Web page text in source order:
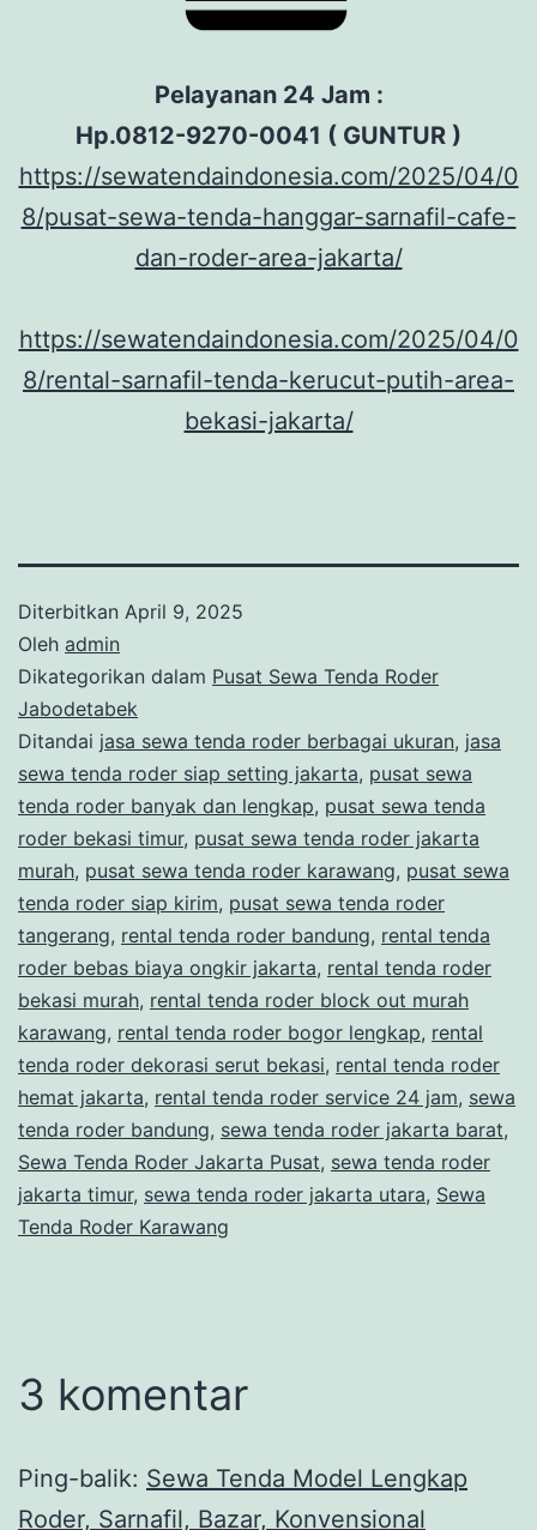
Pelayanan 24 Jam :
Hp.0812-9270-0041 ( GUNTUR )
https://sewatendaindonesia.com/2025/04/0
8/pusat-sewa-tenda-hanggar-sarnafil-cafe-
dan-roder-area-jakarta/
https://sewatendaindonesia.com/2025/04/0
8/rental-sarnafil-tenda-kerucut-putih-area-
bekasi-jakarta/
Diterbitkan April 9, 2025
Oleh admin
Dikategorikan dalam Pusat Sewa Tenda Roder
Jabodetabek
Ditandai jasa sewa tenda roder berbagai ukuran, jasa
sewa tenda roder siap setting jakarta, pusat sewa
tenda roder banyak dan lengkap, pusat sewa tenda
roder bekasi timur, pusat sewa tenda roder jakarta
murah, pusat sewa tenda roder karawang, pusat sewa
tenda roder siap kirim, pusat sewa tenda roder
tangerang, rental tenda roder bandung, rental tenda
roder bebas biaya ongkir jakarta, rental tenda roder
bekasi murah, rental tenda roder block out murah
karawang, rental tenda roder bogor lengkap, rental
tenda roder dekorasi serut bekasi, rental tenda roder
hemat jakarta, rental tenda roder service 24 jam, sewa
tenda roder bandung, sewa tenda roder jakarta barat,
Sewa Tenda Roder Jakarta Pusat, sewa tenda roder
jakarta timur, sewa tenda roder jakarta utara, Sewa
Tenda Roder Karawang
3 komentar
Ping-balik: Sewa Tenda Model Lengkap
Roder, Sarnafil, Bazar, Konvensional